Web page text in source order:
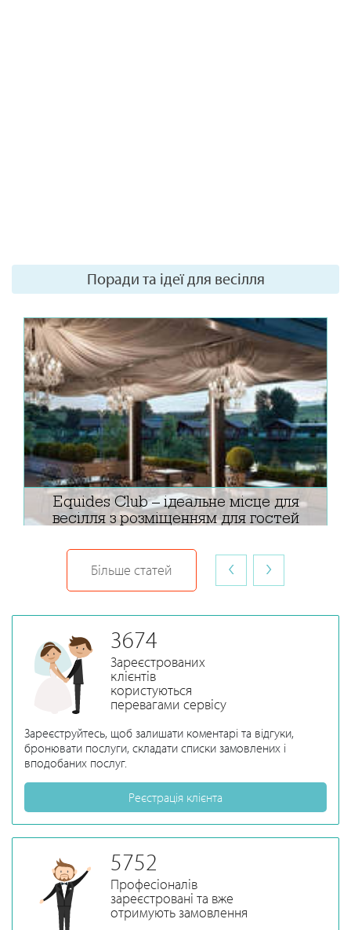
Поради та ідеї для весілля
Equides Club – ідеальне місце для
весілля з розміщенням для гостей
Більше статей ‹ ›
3674
Зареєстрованих
клієнтів
користуються
перевагами сервісу
Зареєструйтесь, щоб залишати коментарі та відгуки,
бронювати послуги, складати списки замовлених і
вподобаних послуг.
Реєстрація клієнта
5752
Професіоналів
зареєстровані та вже
отримують замовлення